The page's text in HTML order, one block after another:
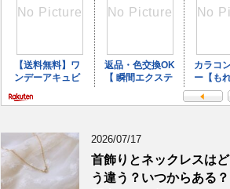
2026/07/17
首飾りとネックレスはど
う違う？いつからある？